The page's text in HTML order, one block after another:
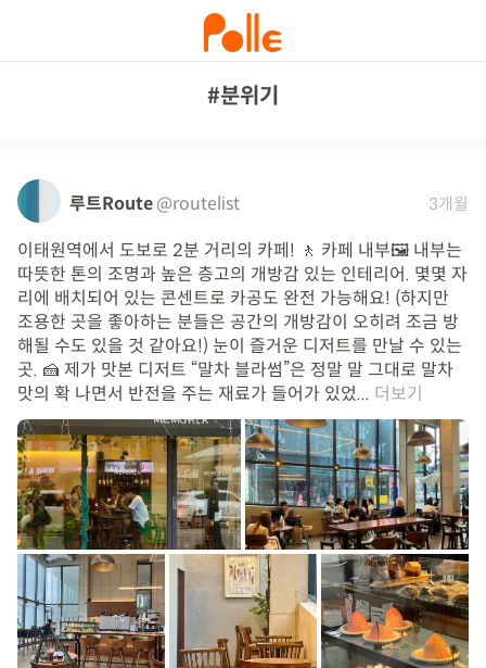
#분위기
루트Route@routelist 3개월
이태원역에서 도보로 2분 거리의 카페! 🚶 카페 내부🖼️ 내부는
따뜻한 톤의 조명과 높은 층고의 개방감 있는 인테리어. 몇몇 자
리에 배치되어 있는 콘센트로 카공도 완전 가능해요! (하지만
조용한 곳을 좋아하는 분들은 공간의 개방감이 오히려 조금 방
해될 수도 있을 것 같아요!) 눈이 즐거운 디저트를 만날 수 있는
곳. 🍰 제가 맛본 디저트 “말차 블라썸”은 정말 말 그대로 말차
맛의 확 나면서 반전을 주는 재료가 들어가 있었... 더보기